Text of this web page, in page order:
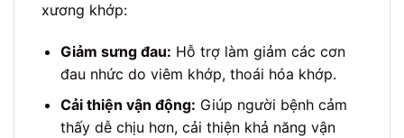
xương khớp:
Giảm sưng đau: Hỗ trợ làm giảm các cơn
đau nhức do viêm khớp, thoái hóa khớp.
Cải thiện vận động: Giúp người bệnh cảm
thấy dễ chịu hơn, cải thiện khả năng vận